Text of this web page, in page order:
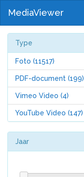
MediaViewer
Type
Foto (11517)
PDF-document (199)
Vimeo Video (4)
YouTube Video (147)
Jaar